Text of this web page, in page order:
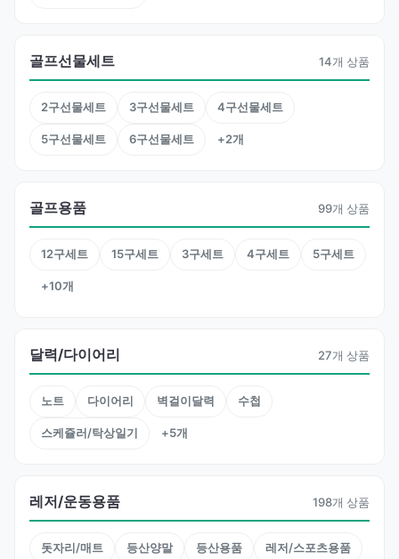
골프선물세트 14개 상품
2구선물세트 3구선물세트 4구선물세트
5구선물세트 6구선물세트 +2개
골프용품 99개 상품
12구세트 15구세트 3구세트 4구세트 5구세트
+10개
달력/다이어리 27개 상품
노트 다이어리 벽걸이달력 수첩
스케쥴러/탁상일기 +5개
레저/운동용품 198개 상품
돗자리/매트 등산양말 등산용품 레저/스포츠용품